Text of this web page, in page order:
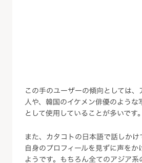
この手のユーザーの傾向としては
人や、韓国のイケメン俳優のような
として使用していることが多いです。
また、カタコトの日本語で話しかけ
自身のプロフィールを見ずに声をか
ようです。もちろん全てのアジア